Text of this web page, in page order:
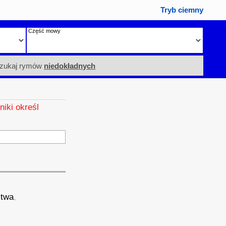
Tryb ciemny
Część mowy
rymów niedokładnych
określ
,